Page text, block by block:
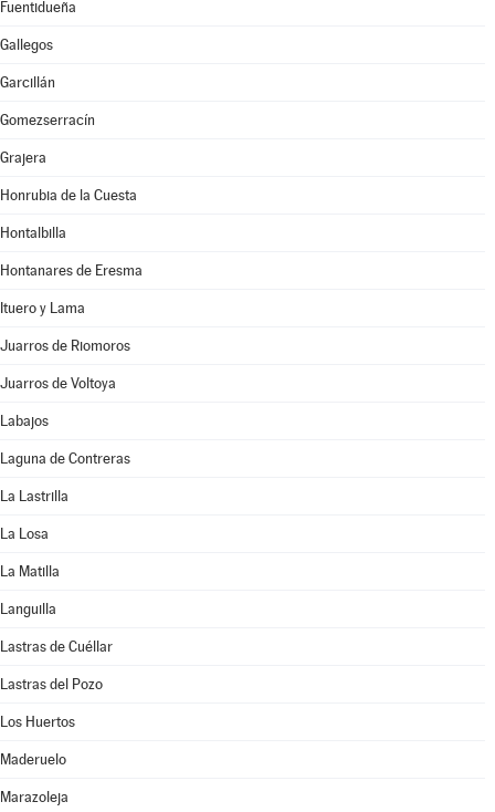
Fuentidueña
Gallegos
Garcillán
Gomezserracín
Grajera
Honrubia de la Cuesta
Hontalbilla
Hontanares de Eresma
Ituero y Lama
Juarros de Riomoros
Juarros de Voltoya
Labajos
Laguna de Contreras
La Lastrilla
La Losa
La Matilla
Languilla
Lastras de Cuéllar
Lastras del Pozo
Los Huertos
Maderuelo
Marazoleja